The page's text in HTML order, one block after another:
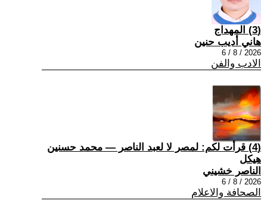
(3) المهداج
هاني أديب حنين
2026 / 8 / 6
الادب والفن
(4) قرأت لكم: لمصر لا لعبد الناصر — محمد حسنين
هيكل
الناصر خشيني
2026 / 8 / 6
الصحافة والاعلام